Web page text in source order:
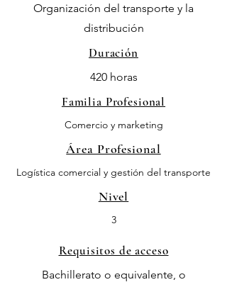
Organización del transporte y la
distribución
Duración
420 horas
Familia Profesional
Comercio y marketing
Área Profesional
Logística comercial y gestión del transporte
Nivel
3
Requisitos de acceso
Bachillerato o equivalente, o